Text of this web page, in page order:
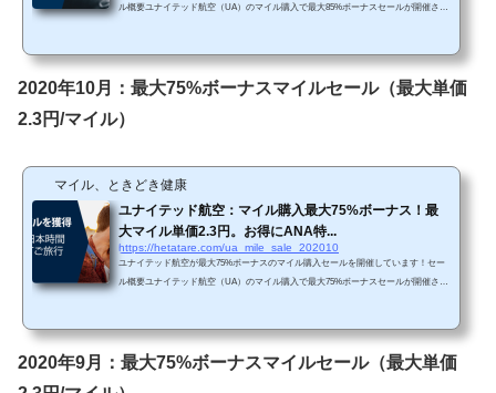
ル概要ユナイテッド航空（UA）のマイル購入で最大85%ボーナスセールが開催され
得なセールですね。 Chromeで「リダイレクトが繰り返し行われました」というエ
ラーが生じてしまったら、以下の方法を試してみて下さい。 単価購入マイルによっ
2020年10月：最大75%ボーナスマイルセール（最大単価
2.3円/マイル）
マイル、ときどき健康
ユナイテッド航空：マイル購入最大75%ボーナス！最
大マイル単価2.3円。お得にANA特...
https://hetatare.com/ua_mile_sale_202010
ユナイテッド航空が最大75%ボーナスのマイル購入セールを開催しています！セー
ル概要ユナイテッド航空（UA）のマイル購入で最大75%ボーナスセールが開催され
されていますので、急ぎでなければ別の機会を待った方が良いかと思われます。 Ch
romeで「リダイレクトが繰り返し行われました」というエラーが生じてしまった
2020年9月：最大75%ボーナスマイルセール（最大単価